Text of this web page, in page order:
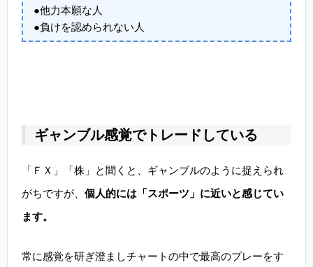
●他力本願な人
●負けを認められない人
ギャンブル感覚でトレードしている
「ＦＸ」「株」と聞くと、ギャンブルのように捉えられ
がちですが、 個人的には「スポーツ」に近いと感じてい
ます。
常に感覚を研ぎ澄ましチャートの中で最高のプレーをす